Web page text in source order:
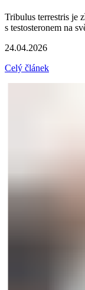
Tribulus terrestris je
s testosteronem na
24.04.2026
Celý článek